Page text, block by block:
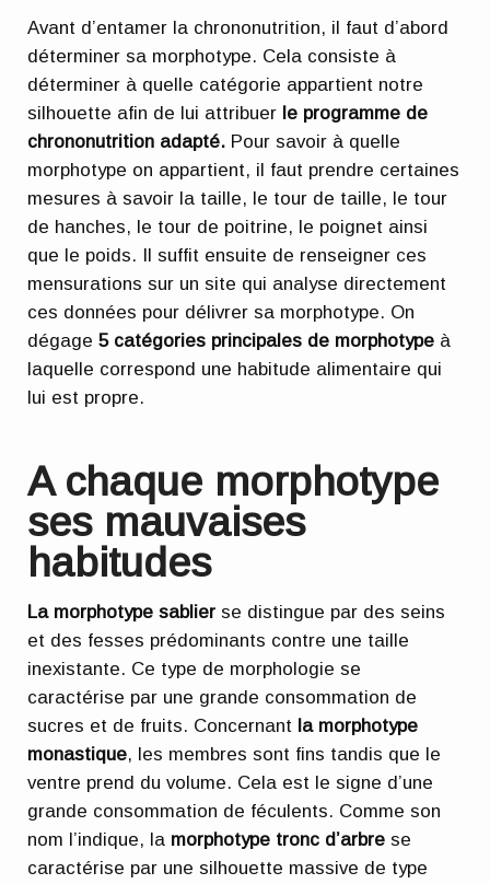
Avant d’entamer la chrononutrition, il faut d’abord
déterminer sa morphotype. Cela consiste à
déterminer à quelle catégorie appartient notre
silhouette afin de lui attribuer le programme de
chrononutrition adapté. Pour savoir à quelle
morphotype on appartient, il faut prendre certaines
mesures à savoir la taille, le tour de taille, le tour
de hanches, le tour de poitrine, le poignet ainsi
que le poids. Il suffit ensuite de renseigner ces
mensurations sur un site qui analyse directement
ces données pour délivrer sa morphotype. On
dégage5 catégories principales de morphotype à
laquelle correspond une habitude alimentaire qui
lui est propre.
A chaque morphotype
ses mauvaises
habitudes
La morphotype sablier se distingue par des seins
et des fesses prédominants contre une taille
inexistante. Ce type de morphologie se
caractérise par une grande consommation de
sucres et de fruits. Concernant la morphotype
monastique, les membres sont fins tandis que le
ventre prend du volume. Cela est le signe d’une
grande consommation de féculents. Comme son
nom l’indique, la morphotype tronc d’arbre se
caractérise par une silhouette massive de type